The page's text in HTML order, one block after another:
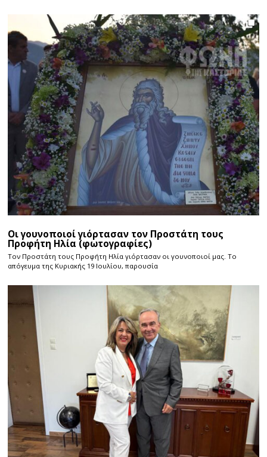
Οι γουνοποιοί γιόρτασαν τον Προστάτη τους
Προφήτη Ηλία (φωτογραφίες)
Τον Προστάτη τους Προφήτη Ηλία γιόρτασαν οι γουνοποιοί μας. Το
απόγευμα της Κυριακής 19 Ιουλίου, παρουσία